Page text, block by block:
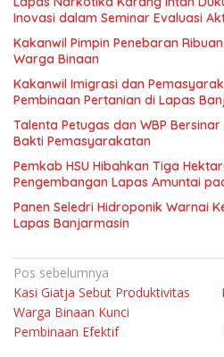
Inovasi dalam Seminar Evaluasi
Kakanwil Pimpin Penebaran
Warga Binaan
Kakanwil Imigrasi dan
Pembinaan Pertanian di Lapas
Talenta Petugas dan WBP
Bakti Pemasyarakatan
Pemkab HSU Hibahkan Tiga
Pengembangan Lapas Amuntai
Panen Seledri Hidroponik Warnai
Lapas Banjarmasin
Navigasi
pos
Pos sebelumnya
Kasi Giatja Sebut Produktivitas
Warga Binaan Kunci
Pembinaan Efektif